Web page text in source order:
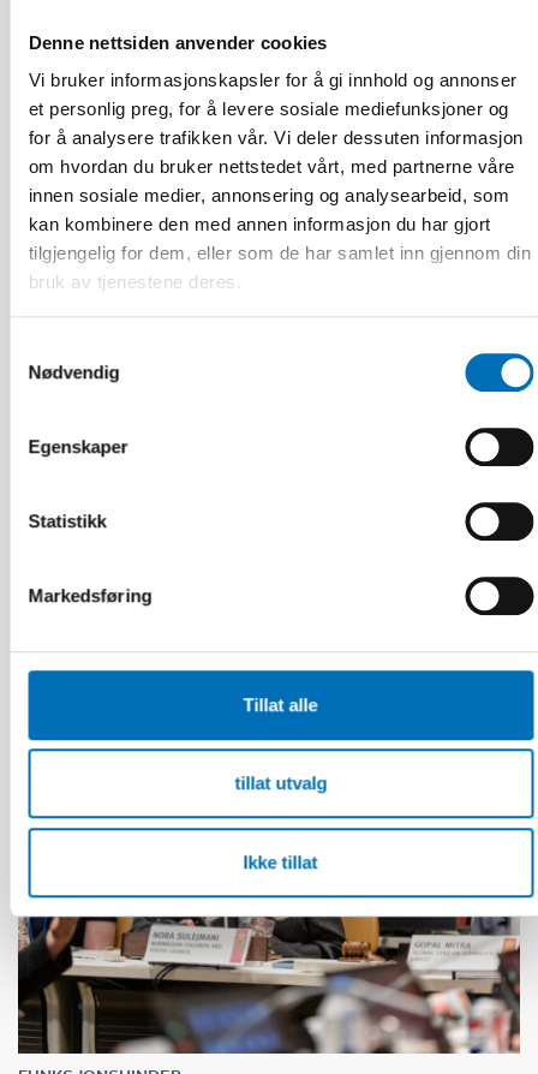
Denne nettsiden anvender cookies
Vi bruker informasjonskapsler for å gi innhold og annonser
et personlig preg, for å levere sosiale mediefunksjoner og
for å analysere trafikken vår. Vi deler dessuten informasjon
om hvordan du bruker nettstedet vårt, med partnerne våre
innen sosiale medier, annonsering og analysearbeid, som
kan kombinere den med annen informasjon du har gjort
tilgjengelig for dem, eller som de har samlet inn gjennom din
bruk av tjenestene deres.
Nødvendig
Egenskaper
Statistikk
Markedsføring
Tillat alle
tillat utvalg
Ikke tillat
1 jul 2026
society approach